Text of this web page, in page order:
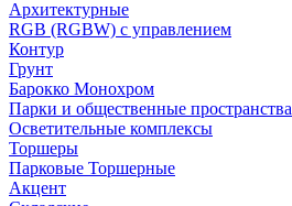
Архитектурные
RGB (RGBW) с управлением
Контур
Грунт
Барокко Монохром
Парки и общественные пространства
Осветительные комплексы
Торшеры
Парковые Торшерные
Акцент